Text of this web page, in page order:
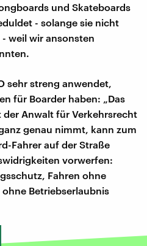
und Skateboards
- solange sie nicht
weil wir ansonsten
sehr streng anwendet,
für Boarder haben: „Das
der Anwalt für Verkehrsrecht
genau nimmt, kann zum
Fahrer auf der Straße
vorwerfen:
Fahren ohne
Betriebserlaubnis